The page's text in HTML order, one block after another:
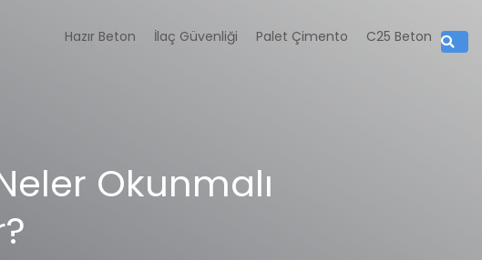
Hazır Beton İlaç Güvenliği Palet Çimento C25 Beton
Okunmalı